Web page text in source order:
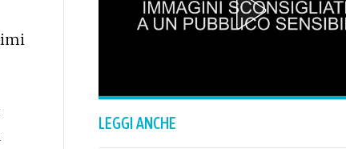
LEGGI ANCHE